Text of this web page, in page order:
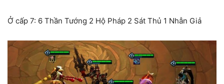
Ở cấp 7: 6 Thần Tướng 2 Hộ Pháp 2 Sát Thủ 1 Nhẫn Giả